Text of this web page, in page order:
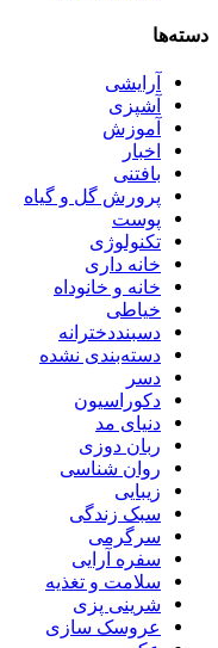
دسته‌ها
آرایشی
آشپزی
آموزش
اخبار
بافتنی
پرورش گل و گیاه
پوست
تکنولوژی
خانه داری
خانه و خانوداه
خیاطی
دسبنددخترانه
دسته‌بندی نشده
دسر
دکوراسیون
دنیای مد
ربان دوزی
روان شناسی
زیبایی
سبک زندگی
سرگرمی
سفره آرایی
سلامت و تغذیه
شرینی پزی
عروسک سازی